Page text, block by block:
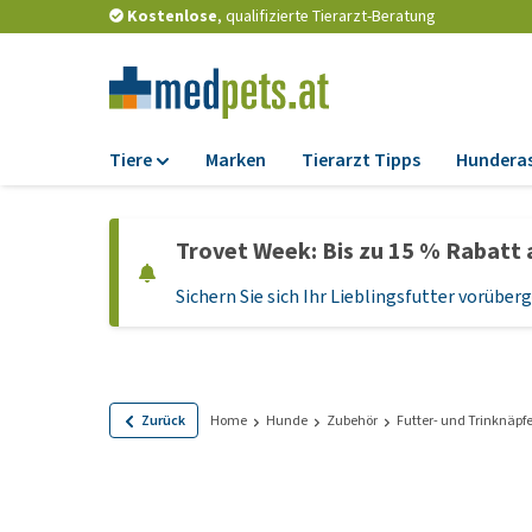
Kostenlose, qualifizierte Tierarzt-Beratung
Tiere
Trockenfutter
Nassfutter
Leckerlis
Marken Tierarzt Tipps
Trovet Week: Bis zu 15 %
Sichern Sie sich Ihr Lieblingsfutter
Zurück Home Hunde Zubehör Futter- und Trinknäpfe